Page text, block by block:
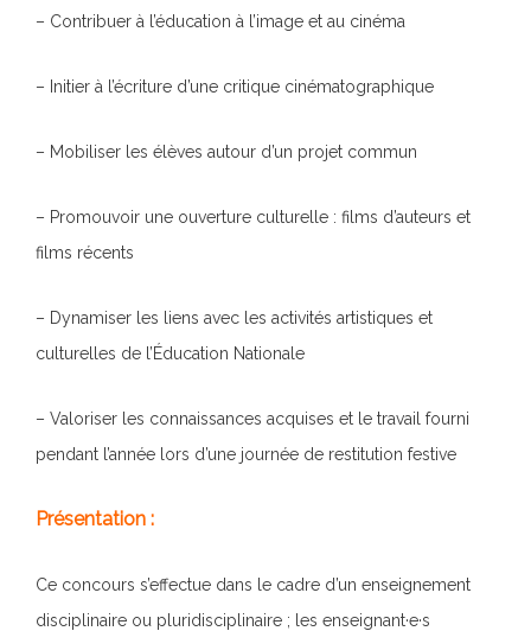
– Contribuer à l’éducation à l’image et au cinéma
– Initier à l’écriture d’une critique cinématographique
– Mobiliser les élèves autour d’un projet commun
– Promouvoir une ouverture culturelle : films d’auteurs et
films récents
– Dynamiser les liens avec les activités artistiques et
culturelles de l’Éducation Nationale
– Valoriser les connaissances acquises et le travail fourni
pendant l’année lors d’une journée de restitution festive
Présentation :
Ce concours s’effectue dans le cadre d’un enseignement
disciplinaire ou pluridisciplinaire ; les enseignant·e·s